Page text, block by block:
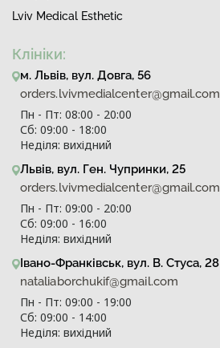
Lviv Medical Esthetic
Клініки:
м. Львів, вул. Довга, 56
orders.lvivmedialcenter@gmail.com
Пн - Пт: 08:00 - 20:00
Сб: 09:00 - 18:00
Неділя: вихідний
Львів, вул. Ген. Чупринки, 25
orders.lvivmedialcenter@gmail.com
Пн - Пт: 09:00 - 20:00
Сб: 09:00 - 16:00
Неділя: вихідний
Івано-Франківськ, вул. В. Стуса, 28
nataliaborchukif@gmail.com
Пн - Пт: 09:00 - 19:00
Сб: 09:00 - 14:00
Неділя: вихідний